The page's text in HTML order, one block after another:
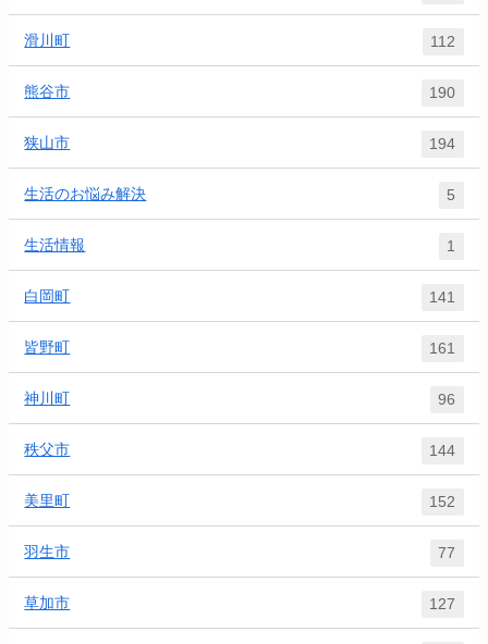
滑川町 112
熊谷市 190
狭山市 194
生活のお悩み解決 5
生活情報 1
白岡町 141
皆野町 161
神川町 96
秩父市 144
美里町 152
羽生市 77
草加市 127